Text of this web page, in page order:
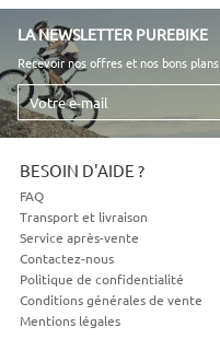
LA NEWSLETTER PUREBIKE
Recevoir nos offres et nos bons plans
Votre
e-
mail
BESOIN D'AIDE ?
FAQ
Transport et livraison
Service après-vente
Contactez-nous
Politique de confidentialité
Conditions générales de vente
Mentions légales